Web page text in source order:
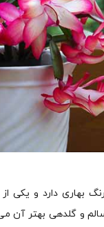
بهاری دارد و یکی
و گلدهی بهتر آن